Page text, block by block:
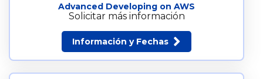
Advanced Developing on AWS
Solicitar más información
Información y Fechas